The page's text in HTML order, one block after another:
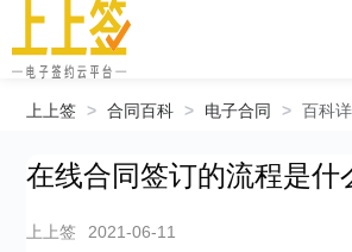
上上签 > 合同百科 > 电子合同 > 百科
在线合同签订的流程是什
上上签 2021-06-11